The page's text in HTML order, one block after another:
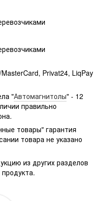
Privat24, LiqPay
"Автомагнитолы" - 12
правильно
товары" гарантия
товара не указано
из других разделов